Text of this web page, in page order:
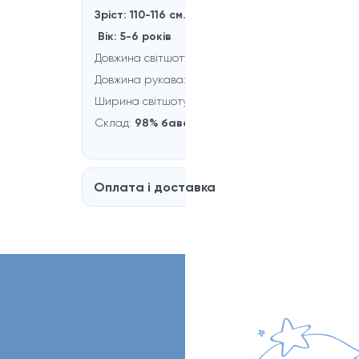
Зріст: 110-116 см.
Вік: 5-6 рокiв
Довжина світшоту:
Довжина рукaва:
Ширина світшоту:
Склад: 98% бавовна, 2% еластан
Оплата і доставка